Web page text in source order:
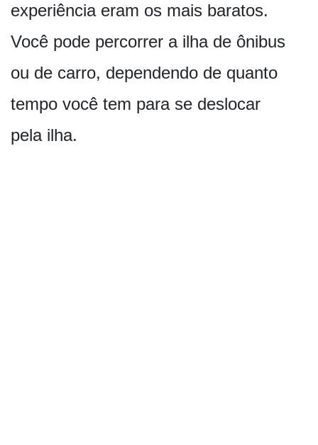
experiência eram os mais baratos.
Você pode percorrer a ilha de ônibus
ou de carro, dependendo de quanto
tempo você tem para se deslocar
pela ilha.